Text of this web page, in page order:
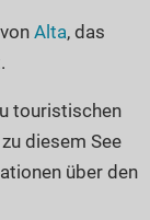
Alta, das
touristischen
diesem See
über den